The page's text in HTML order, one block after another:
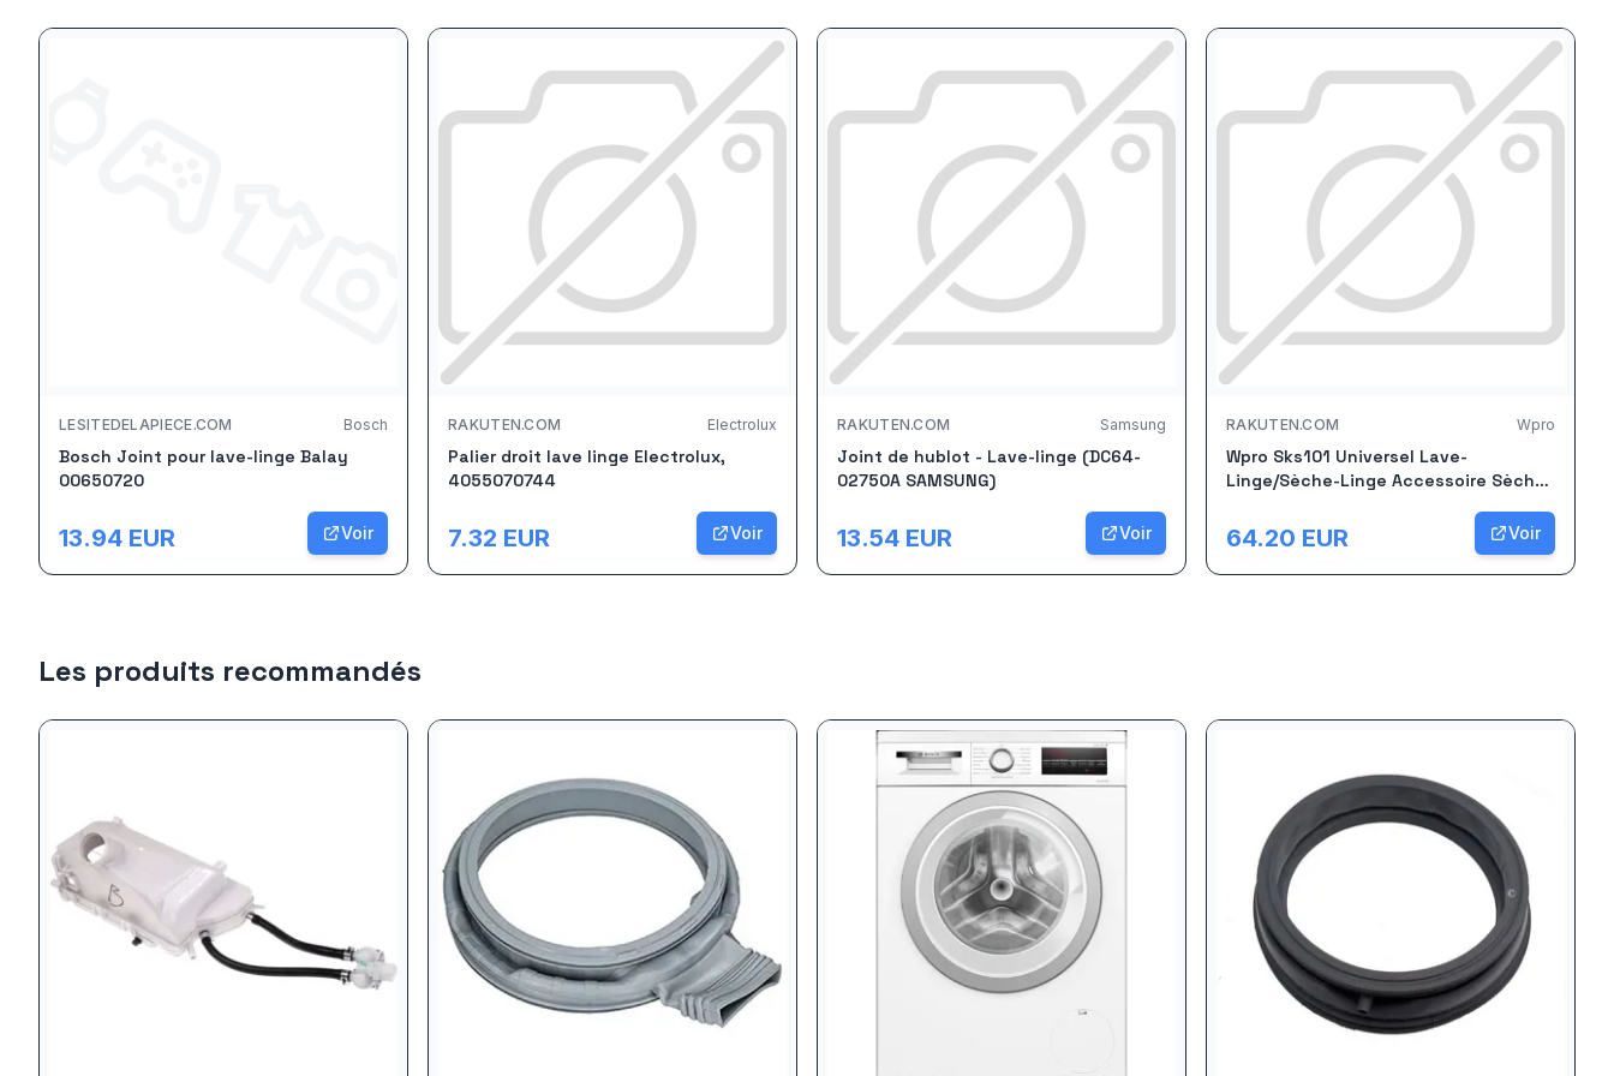
LESITEDELAPIECE.COM Bosch
Bosch Joint pour lave-linge Balay
00650720
13.94 EUR Voir
RAKUTEN.COM Electrolux
Palier droit lave linge Electrolux,
4055070744
7.32 EUR Voir
RAKUTEN.COM Samsung
Joint de hublot - Lave-linge (DC64-
02750A SAMSUNG)
13.54 EUR Voir
RAKUTEN.COM Wpro
Wpro Sks101 Universel Lave-
Linge/Sèche-Linge Accessoire Sèche-
64.20 EUR Voir
Les produits recommandés